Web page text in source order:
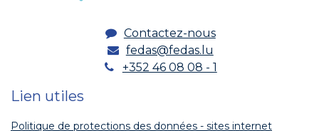
Contactez-nous
fedas@fedas.lu
+352 46 08 08 - 1
Lien utiles
Politique de protections des données - sites internet